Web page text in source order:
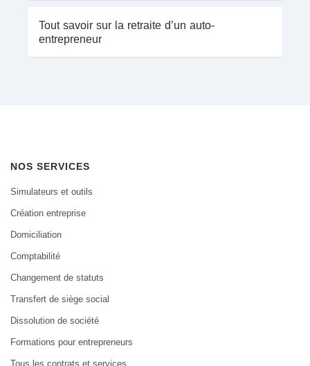
Tout savoir sur la retraite d’un auto-
entrepreneur
NOS SERVICES
Simulateurs et outils
Création entreprise
Domiciliation
Comptabilité
Changement de statuts
Transfert de siège social
Dissolution de société
Formations pour entrepreneurs
Tous les contrats et services